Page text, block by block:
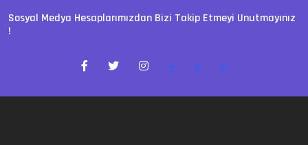
Sosyal Medya Hesaplarımızdan Bizi Takip Etmeyi Unutmayınız
!
> > >